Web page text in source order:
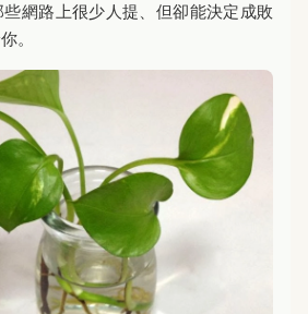
網路上很少人提、但卻能決定成敗
。